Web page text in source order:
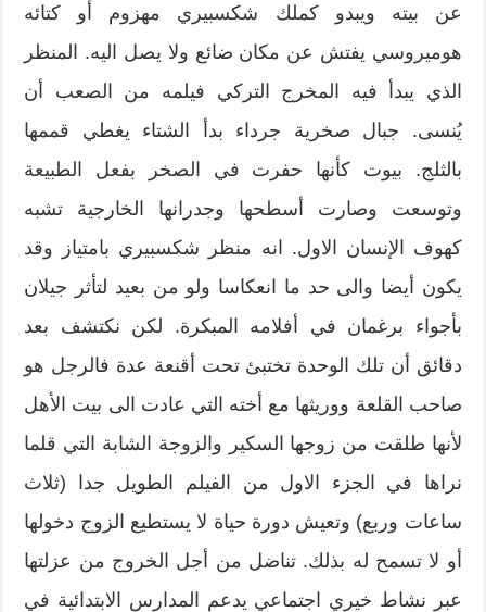
عن بيته ويبدو كملك شكسبيري مهزوم أو كتائه
هوميروسي يفتش عن مكان ضائع ولا يصل اليه. المنظر
الذي يبدأ فيه المخرج التركي فيلمه من الصعب أن
يُنسى. جبال صخرية جرداء بدأ الشتاء يغطي قممها
بالثلج. بيوت كأنها حفرت في الصخر بفعل الطبيعة
وتوسعت وصارت أسطحها وجدرانها الخارجية تشبه
كهوف الإنسان الاول. انه منظر شكسبيري بامتياز وقد
يكون أيضا والى حد ما انعكاسا ولو من بعيد لتأثر جيلان
بأجواء برغمان في أفلامه المبكرة. لكن نكتشف بعد
دقائق أن تلك الوحدة تختبئ تحت أقنعة عدة فالرجل هو
صاحب القلعة ووريثها مع أخته التي عادت الى بيت الأهل
لأنها طلقت من زوجها السكير والزوجة الشابة التي قلما
نراها في الجزء الاول من الفيلم الطويل جدا (ثلاث
ساعات وربع) وتعيش دورة حياة لا يستطيع الزوج دخولها
أو لا تسمح له بذلك. تناضل من أجل الخروج من عزلتها
عبر نشاط خيري اجتماعي يدعم المدارس الابتدائية في